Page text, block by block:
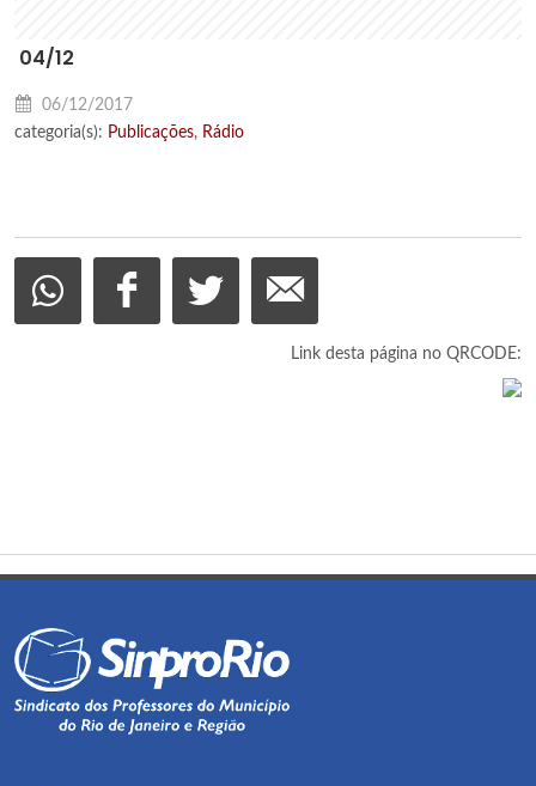
04/12
06/12/2017
categoria(s): Publicações, Rádio
Link desta página no QRCODE: